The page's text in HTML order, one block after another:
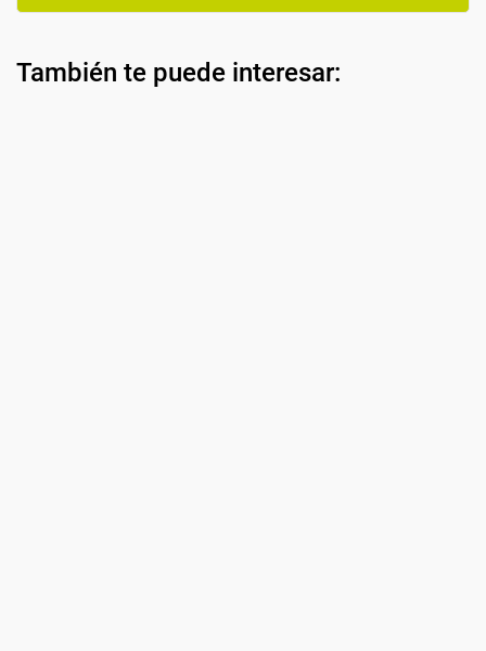
También te puede interesar: